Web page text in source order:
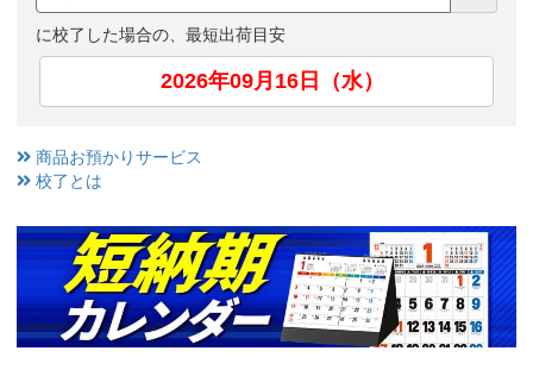
に校了した場合の、最短出荷目安
2026年09月16日（水）
商品お預かりサービス
校了とは